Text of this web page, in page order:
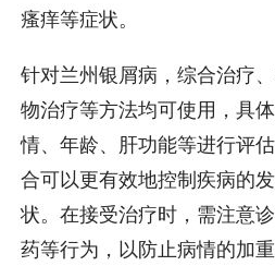
瘙痒等症状。
针对兰州银屑病，综合治疗
物治疗等方法均可使用，具
情、年龄、肝功能等进行评
合可以更有效地控制疾病的
状。在接受治疗时，需注意
药等行为，以防止病情的加重